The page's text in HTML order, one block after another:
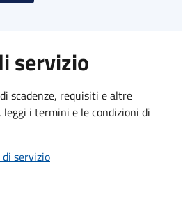
servizio
scadenze, requisiti e altre
i termini e le condizioni di
servizio